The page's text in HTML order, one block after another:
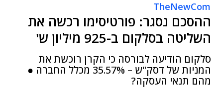
TheNewCom
ההסכם נסגר: פורטיסימו רכשה את
השליטה בסלקום ב-925 מיליון ש'
סלקום הודיעה לבורסה כי הקרן רוכשת את
המניות של דסק"ש – 35.57% מכלל החברה ●
מהם תנאי העסקה?